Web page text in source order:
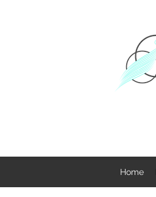
Home